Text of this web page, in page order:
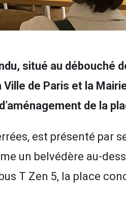
situé au débouché
de Paris et la
de la
est présenté par
un belvédère au-
T Zen 5, la place